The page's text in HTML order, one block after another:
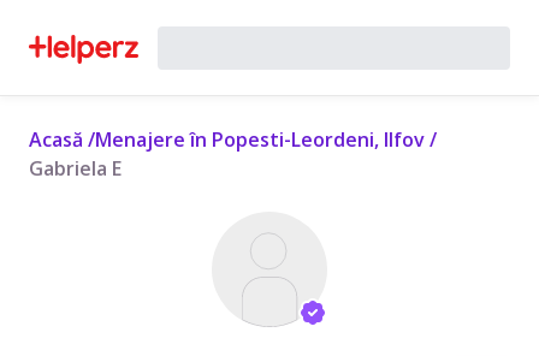
Acasă /Menajere în Popesti-Leordeni, Ilfov/
Gabriela E